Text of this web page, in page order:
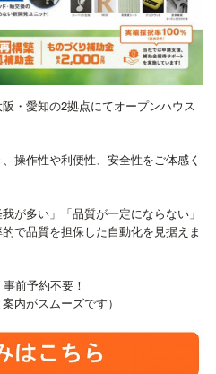
・愛知の2拠点にてオープンハウス
操作性や利便性、安全性をご体感く
が多い」「品質が一定にならない」
で品質を担保した自動化を見据えま
前予約不要！
内がスムーズです）